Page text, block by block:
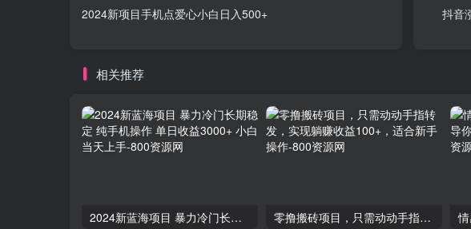
2024新项目手机点爱心小白日入500+
抖音
相关推荐
2024新蓝海项目 暴力冷门长期稳定 纯手机操作 单日收益3000+ 小白当天上手 零撸搬砖项目，只需动动手指转发，实现躺赚收益100+，适合新手操作